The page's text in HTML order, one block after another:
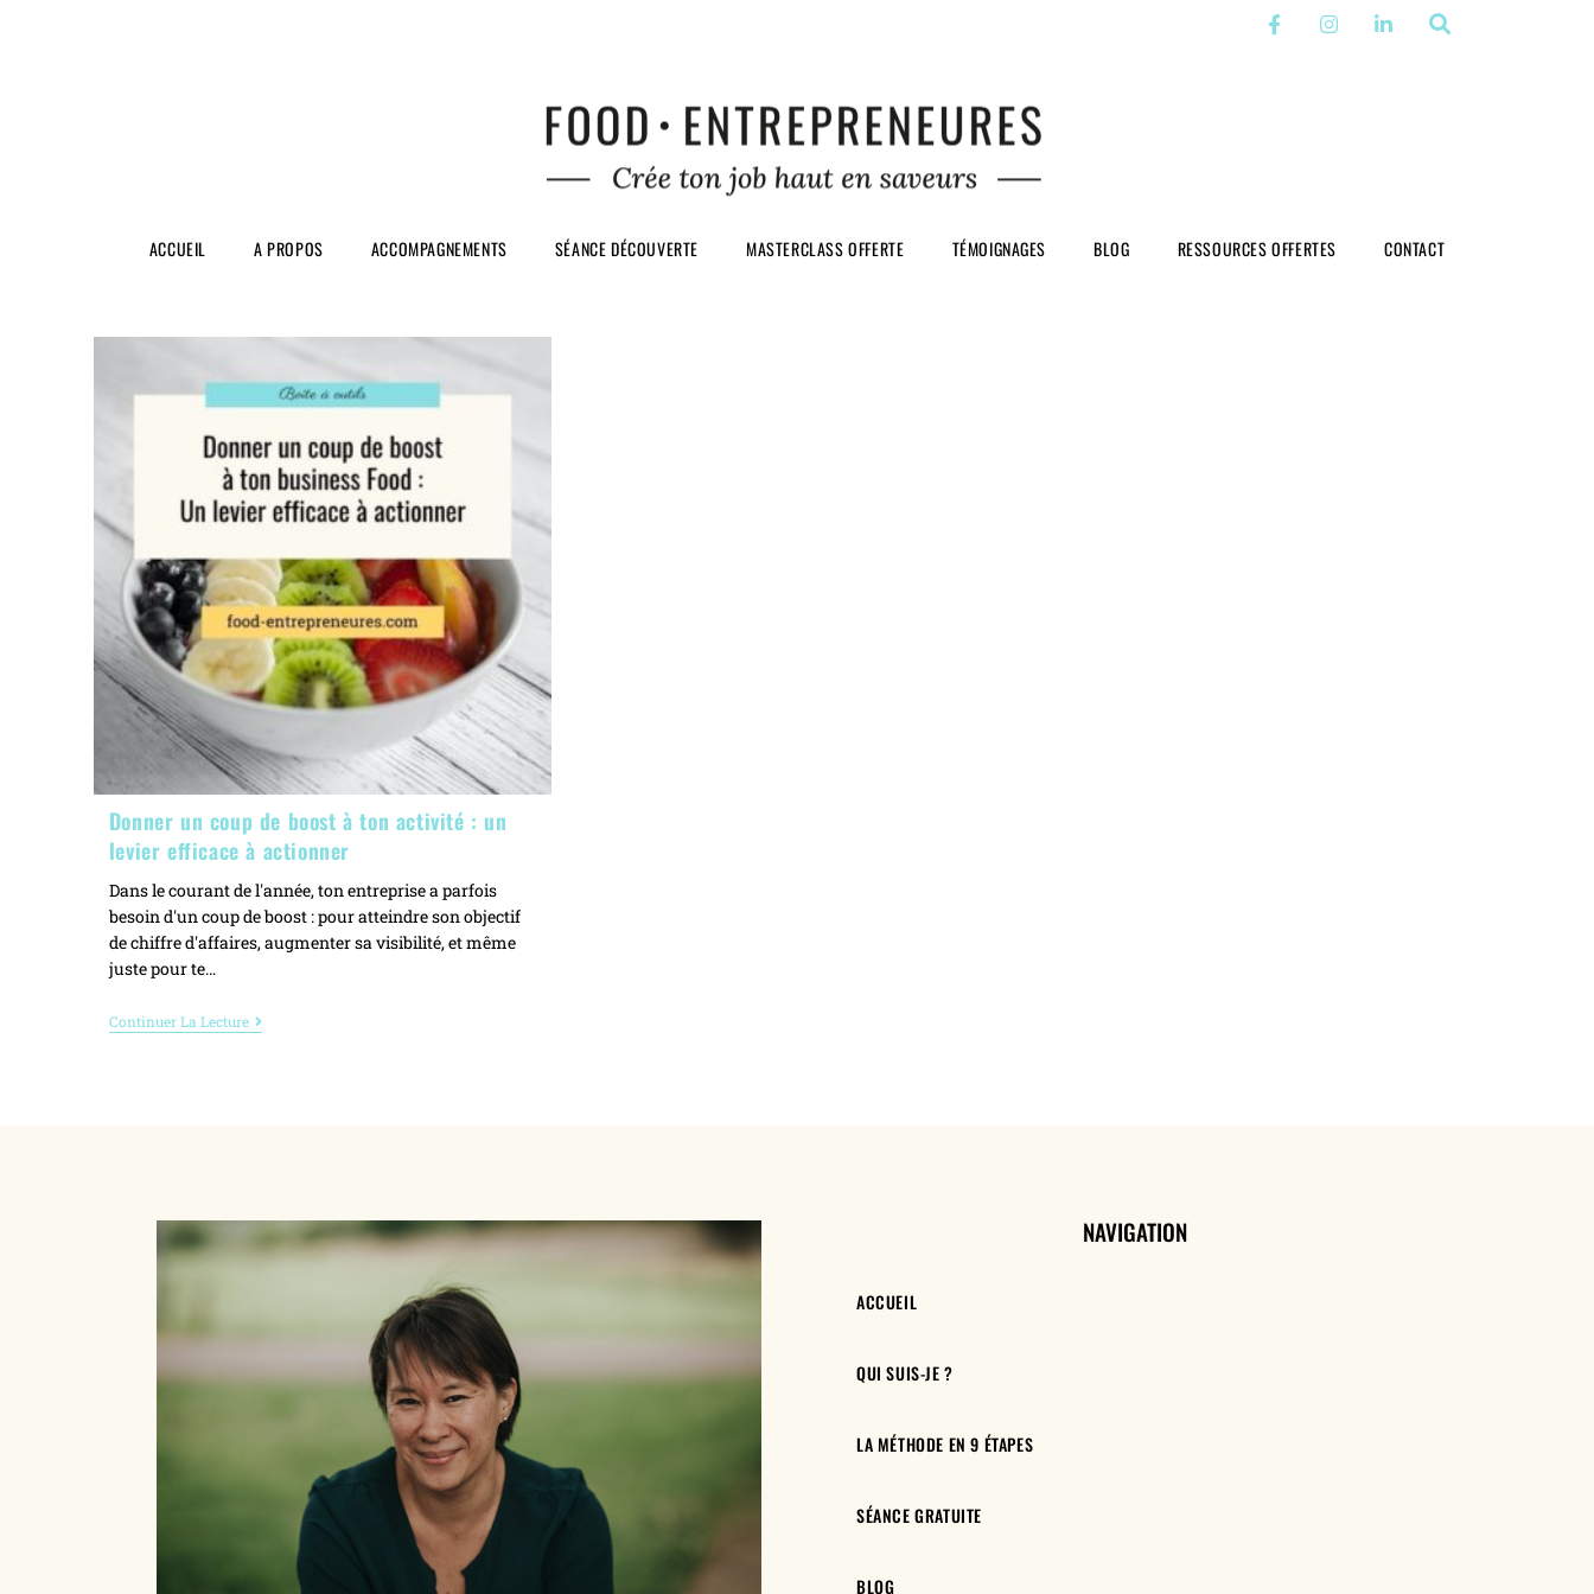
ACCUEIL A PROPOS ACCOMPAGNEMENTS SÉANCE DÉCOUVERTE MASTERCLASS OFFERTE TÉMOIGNAGES BLOG RESSOURCES OFFERTES CONTACT
Donner un coup de boost à ton activité : un
levier efficace à actionner
Dans le courant de l'année, ton entreprise a parfois
besoin d'un coup de boost : pour atteindre son objectif
de chiffre d'affaires, augmenter sa visibilité, et même
juste pour te…
Continuer La Lecture
NAVIGATION
ACCUEIL
QUI SUIS-JE ?
LA MÉTHODE EN 9 ÉTAPES
SÉANCE GRATUITE
BLOG